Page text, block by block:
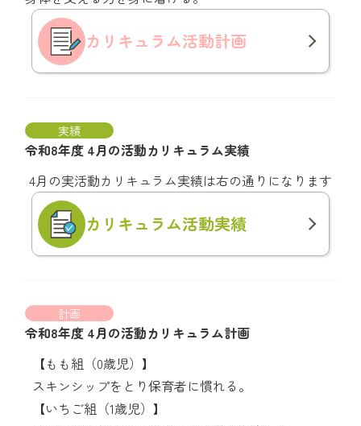
カリキュラム活動計画
実績
令和8年度 4月の活動カリキュラム実績
4月の実活動カリキュラム実績は右の通りになります
カリキュラム活動実績
計画
令和8年度 4月の活動カリキュラム計画
【もも組（0歳児）】
スキンシップをとり保育者に慣れる。
【いちご組（1歳児）】